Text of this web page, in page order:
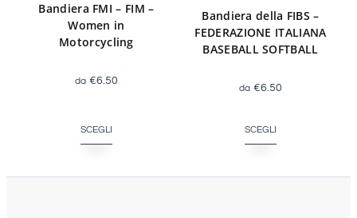
Bandiera FMI – FIM –
Women in
Motorcycling
€6.50
SCEGLI
Bandiera della FIBS –
FEDERAZIONE ITALIANA
BASEBALL SOFTBALL
€6.50
SCEGLI